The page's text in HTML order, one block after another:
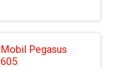
Mobil Pegasus
605